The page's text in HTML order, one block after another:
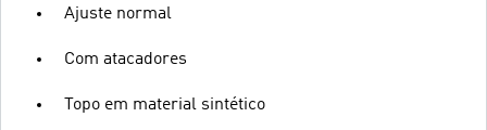
Ajuste normal
Com atacadores
Topo em material sintético